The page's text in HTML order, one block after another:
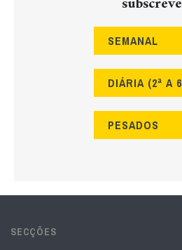
SEMANAL
DIÁRIA (2ª A
PESADOS
SECÇÕES